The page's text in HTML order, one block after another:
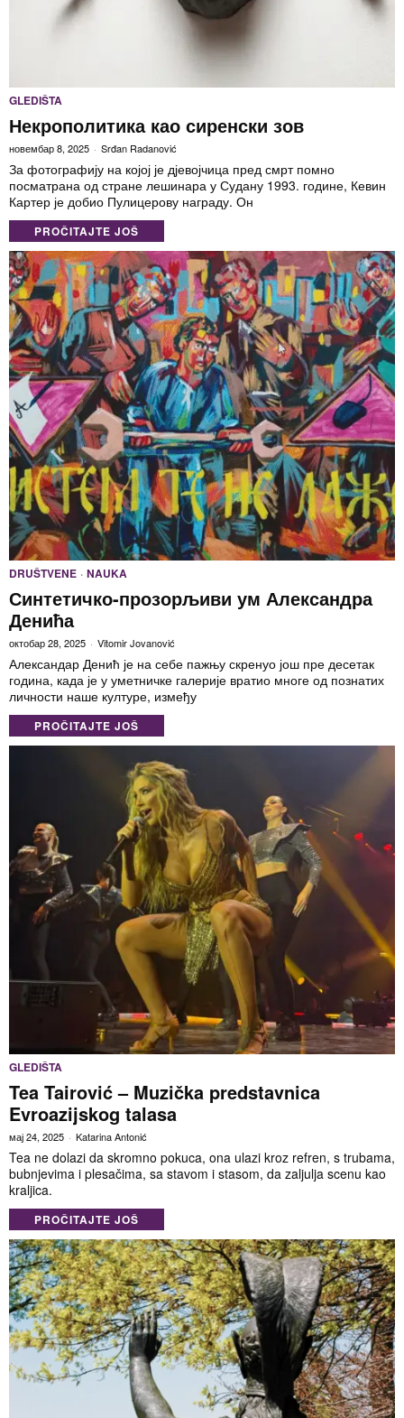
GLEDIŠTA
Некрополитика као сиренски зов
новембар 8, 2025 Srđan Radanović
За фотографију на којој је дјевојчица пред смрт помно
посматрана од стране лешинара у Судану 1993. године, Кевин
Картер је добио Пулицерову награду. Он
PROČITAJTE JOŠ
DRUŠTVENE · NAUKA
Синтетичко-прозорљиви ум Александра
Денића
октобар 28, 2025 Vitomir Jovanović
Александар Денић је на себе пажњу скренуо још пре десетак
година, када је у уметничке галерије вратио многе од познатих
личности наше културе, између
PROČITAJTE JOŠ
GLEDIŠTA
Tea Tairović – Muzička predstavnica
Evroazijskog talasa
мај 24, 2025 Katarina Antonić
Tea ne dolazi da skromno pokuca, ona ulazi kroz refren, s trubama,
bubnjevima i plesačima, sa stavom i stasom, da zaljulja scenu kao
kraljica.
PROČITAJTE JOŠ